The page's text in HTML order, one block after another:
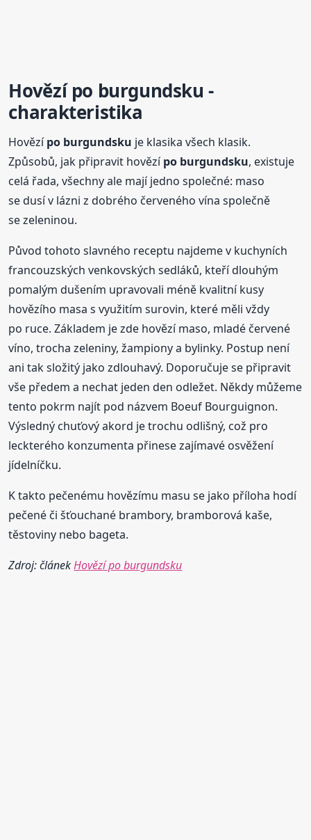
Hovězípo burgundsku -
charakteristika
Hovězípo burgundsku je klasika všech klasik.
Způsobů, jak připravit hovězípo burgundsku, existuje
celá řada, všechny ale mají jedno společné: maso
se dusí v lázni z dobrého červeného vína společně
se zeleninou.
Původ tohoto slavného receptu najdeme v kuchyních
francouzských venkovských sedláků, kteří dlouhým
pomalým dušením upravovali méně kvalitní kusy
hovězího masa s využitím surovin, které měli vždy
po ruce. Základem je zde hovězí maso, mladé červené
víno, trocha zeleniny, žampiony a bylinky. Postup není
ani tak složitý jako zdlouhavý. Doporučuje se připravit
vše předem a nechat jeden den odležet. Někdy můžeme
tento pokrm najít pod názvem Boeuf Bourguignon.
Výsledný chuťový akord je trochu odlišný, což pro
leckterého konzumenta přinese zajímavé osvěžení
jídelníčku.
K takto pečenému hovězímu masu se jako příloha hodí
pečené či šťouchané brambory, bramborová kaše,
těstoviny nebo bageta.
Zdroj: článekHovězí po burgundsku